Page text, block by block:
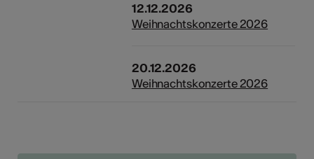
12.12.2026
Weihnachtskonzerte 2026
20.12.2026
Weihnachtskonzerte 2026